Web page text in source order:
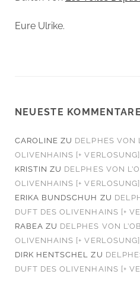
Eure Ulrike.
NEUESTE KOMMENTARE
CAROLINE ZU DELPHES VON
OLIVENHAINS [+ VERLOSUNG]
KRISTIN ZU DELPHES VON
OLIVENHAINS [+ VERLOSUNG]
ERIKA BUNDSCHUH ZU
DUFT DES OLIVENHAINS [+
RABEA ZU DELPHES VON
OLIVENHAINS [+ VERLOSUNG]
DIRK HENTSCHEL
ZU
DUFT DES OLIVENHAINS [+